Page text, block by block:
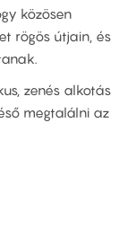
közösen
rögös útjain, és
zenés alkotás
megtalálni az